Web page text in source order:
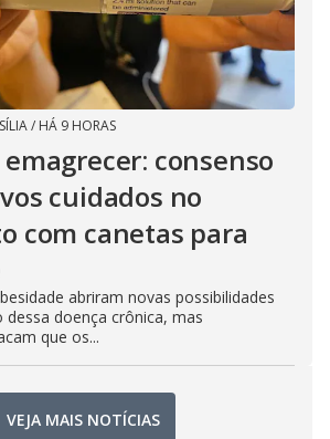
/ HÁ 9 HORAS
consenso
cuidados no
com canetas para
abriram novas possibilidades
doença crônica, mas
que os...
VEJA MAIS NOTÍCIAS